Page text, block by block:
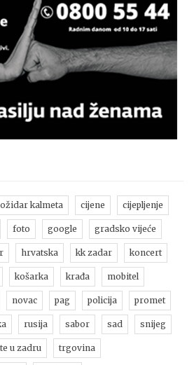
kalmeta cijene cijepljenje
foto google gradsko vijeće
hrvatska kk zadar koncert
košarka krađa mobitel
novac pag policija promet
rusija sabor sad snijeg
u zadru trgovina